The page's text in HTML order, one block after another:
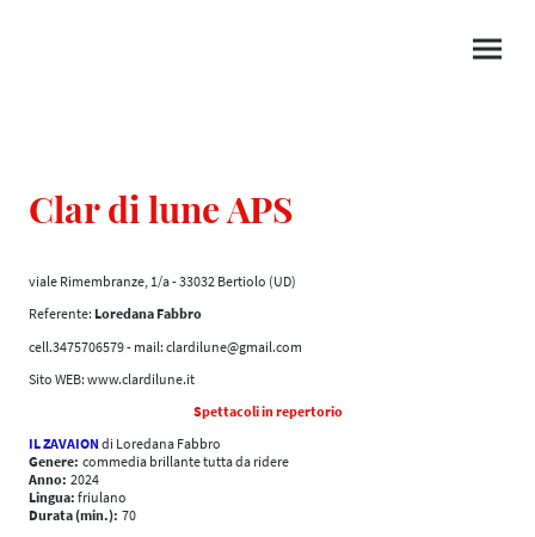
Clar di lune APS
viale Rimembranze, 1/a - 33032 Bertiolo (UD)
Referente: Loredana Fabbro
cell.3475706579 - mail: clardilune@gmail.com
Sito WEB: www.clardilune.it
Spettacoli in repertorio
IL ZAVAION di Loredana Fabbro
Genere: commedia brillante tutta da ridere
Anno: 2024
Lingua: friulano
Durata (min.): 70